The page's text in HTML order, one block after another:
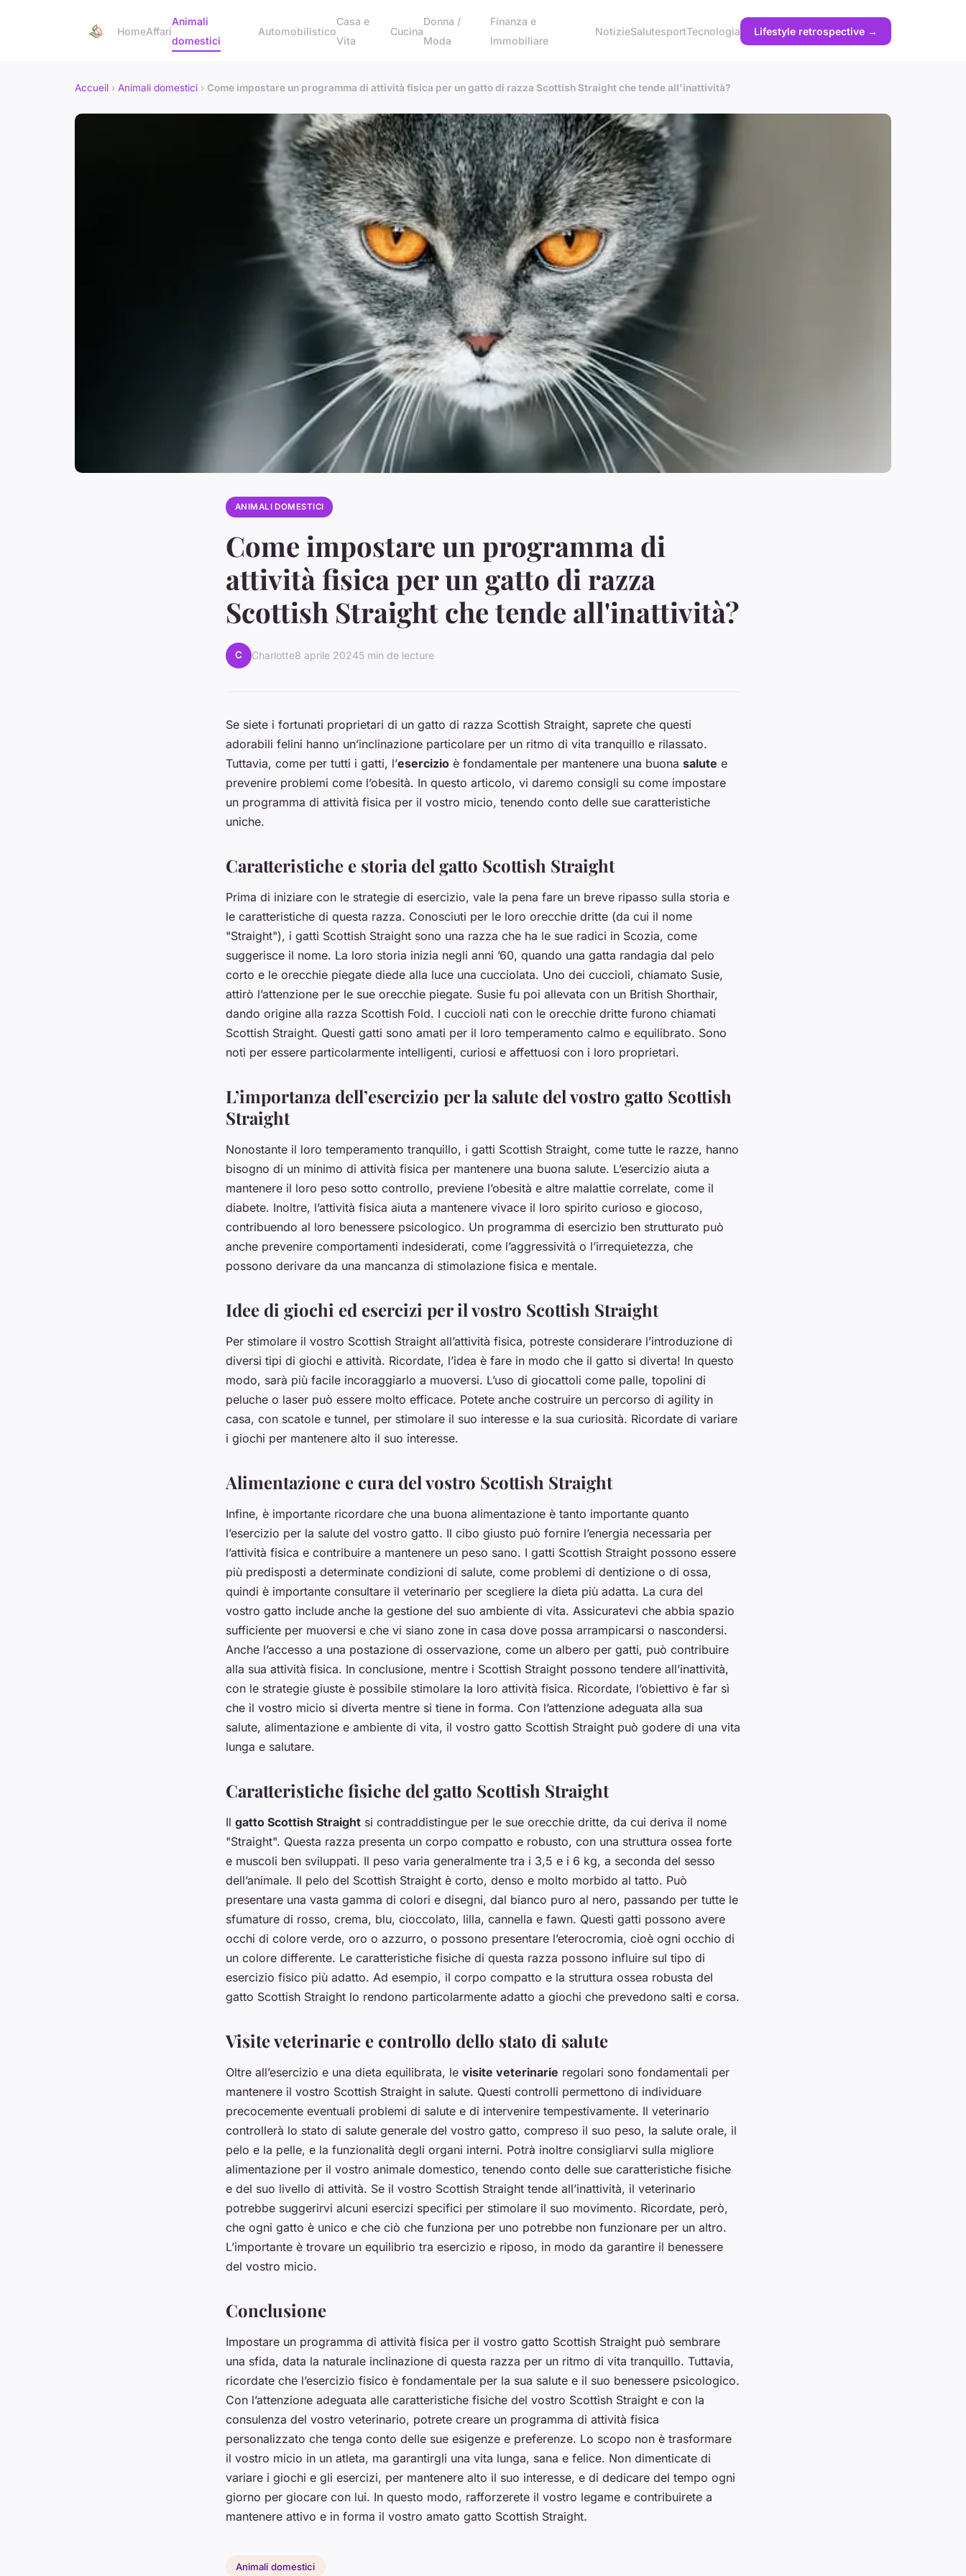
HomeAffari
Animali
domestici
Automobilistico
Casa e
Vita
Cucina
Donna /
Moda
Finanza e
Immobiliare
NotizieSalutesportTecnologia Lifestyle retrospective →
Accueil › Animali domestici › Come impostare un programma di attività fisica per un gatto di razza Scottish Straight che tende all'inattività?
ANIMALI DOMESTICI
Come impostare un programma di
attività fisica per un gatto di razza
Scottish Straight che tende all'inattività?
C Charlotte8 aprile 20245 min de lecture
Se siete i fortunati proprietari di un gatto di razza Scottish Straight, saprete che questi
adorabili felini hanno un’inclinazione particolare per un ritmo di vita tranquillo e rilassato.
Tuttavia, come per tutti i gatti, l’esercizio è fondamentale per mantenere una buona salute e
prevenire problemi come l’obesità. In questo articolo, vi daremo consigli su come impostare
un programma di attività fisica per il vostro micio, tenendo conto delle sue caratteristiche
uniche.
Caratteristiche e storia del gatto Scottish Straight
Prima di iniziare con le strategie di esercizio, vale la pena fare un breve ripasso sulla storia e
le caratteristiche di questa razza. Conosciuti per le loro orecchie dritte (da cui il nome
"Straight"), i gatti Scottish Straight sono una razza che ha le sue radici in Scozia, come
suggerisce il nome. La loro storia inizia negli anni ’60, quando una gatta randagia dal pelo
corto e le orecchie piegate diede alla luce una cucciolata. Uno dei cuccioli, chiamato Susie,
attirò l’attenzione per le sue orecchie piegate. Susie fu poi allevata con un British Shorthair,
dando origine alla razza Scottish Fold. I cuccioli nati con le orecchie dritte furono chiamati
Scottish Straight. Questi gatti sono amati per il loro temperamento calmo e equilibrato. Sono
noti per essere particolarmente intelligenti, curiosi e affettuosi con i loro proprietari.
L’importanza dell’esercizio per la salute del vostro gatto Scottish
Straight
Nonostante il loro temperamento tranquillo, i gatti Scottish Straight, come tutte le razze, hanno
bisogno di un minimo di attività fisica per mantenere una buona salute. L’esercizio aiuta a
mantenere il loro peso sotto controllo, previene l’obesità e altre malattie correlate, come il
diabete. Inoltre, l’attività fisica aiuta a mantenere vivace il loro spirito curioso e giocoso,
contribuendo al loro benessere psicologico. Un programma di esercizio ben strutturato può
anche prevenire comportamenti indesiderati, come l’aggressività o l’irrequietezza, che
possono derivare da una mancanza di stimolazione fisica e mentale.
Idee di giochi ed esercizi per il vostro Scottish Straight
Per stimolare il vostro Scottish Straight all’attività fisica, potreste considerare l’introduzione di
diversi tipi di giochi e attività. Ricordate, l’idea è fare in modo che il gatto si diverta! In questo
modo, sarà più facile incoraggiarlo a muoversi. L’uso di giocattoli come palle, topolini di
peluche o laser può essere molto efficace. Potete anche costruire un percorso di agility in
casa, con scatole e tunnel, per stimolare il suo interesse e la sua curiosità. Ricordate di variare
i giochi per mantenere alto il suo interesse.
Alimentazione e cura del vostro Scottish Straight
Infine, è importante ricordare che una buona alimentazione è tanto importante quanto
l’esercizio per la salute del vostro gatto. Il cibo giusto può fornire l’energia necessaria per
l’attività fisica e contribuire a mantenere un peso sano. I gatti Scottish Straight possono essere
più predisposti a determinate condizioni di salute, come problemi di dentizione o di ossa,
quindi è importante consultare il veterinario per scegliere la dieta più adatta. La cura del
vostro gatto include anche la gestione del suo ambiente di vita. Assicuratevi che abbia spazio
sufficiente per muoversi e che vi siano zone in casa dove possa arrampicarsi o nascondersi.
Anche l’accesso a una postazione di osservazione, come un albero per gatti, può contribuire
alla sua attività fisica. In conclusione, mentre i Scottish Straight possono tendere all’inattività,
con le strategie giuste è possibile stimolare la loro attività fisica. Ricordate, l’obiettivo è far sì
che il vostro micio si diverta mentre si tiene in forma. Con l’attenzione adeguata alla sua
salute, alimentazione e ambiente di vita, il vostro gatto Scottish Straight può godere di una vita
lunga e salutare.
Caratteristiche fisiche del gatto Scottish Straight
Il gatto Scottish Straight si contraddistingue per le sue orecchie dritte, da cui deriva il nome
"Straight". Questa razza presenta un corpo compatto e robusto, con una struttura ossea forte
e muscoli ben sviluppati. Il peso varia generalmente tra i 3,5 e i 6 kg, a seconda del sesso
dell’animale. Il pelo del Scottish Straight è corto, denso e molto morbido al tatto. Può
presentare una vasta gamma di colori e disegni, dal bianco puro al nero, passando per tutte le
sfumature di rosso, crema, blu, cioccolato, lilla, cannella e fawn. Questi gatti possono avere
occhi di colore verde, oro o azzurro, o possono presentare l’eterocromia, cioè ogni occhio di
un colore differente. Le caratteristiche fisiche di questa razza possono influire sul tipo di
esercizio fisico più adatto. Ad esempio, il corpo compatto e la struttura ossea robusta del
gatto Scottish Straight lo rendono particolarmente adatto a giochi che prevedono salti e corsa.
Visite veterinarie e controllo dello stato di salute
Oltre all’esercizio e una dieta equilibrata, le visite veterinarie regolari sono fondamentali per
mantenere il vostro Scottish Straight in salute. Questi controlli permettono di individuare
precocemente eventuali problemi di salute e di intervenire tempestivamente. Il veterinario
controllerà lo stato di salute generale del vostro gatto, compreso il suo peso, la salute orale, il
pelo e la pelle, e la funzionalità degli organi interni. Potrà inoltre consigliarvi sulla migliore
alimentazione per il vostro animale domestico, tenendo conto delle sue caratteristiche fisiche
e del suo livello di attività. Se il vostro Scottish Straight tende all’inattività, il veterinario
potrebbe suggerirvi alcuni esercizi specifici per stimolare il suo movimento. Ricordate, però,
che ogni gatto è unico e che ciò che funziona per uno potrebbe non funzionare per un altro.
L’importante è trovare un equilibrio tra esercizio e riposo, in modo da garantire il benessere
del vostro micio.
Conclusione
Impostare un programma di attività fisica per il vostro gatto Scottish Straight può sembrare
una sfida, data la naturale inclinazione di questa razza per un ritmo di vita tranquillo. Tuttavia,
ricordate che l’esercizio fisico è fondamentale per la sua salute e il suo benessere psicologico.
Con l’attenzione adeguata alle caratteristiche fisiche del vostro Scottish Straight e con la
consulenza del vostro veterinario, potrete creare un programma di attività fisica
personalizzato che tenga conto delle sue esigenze e preferenze. Lo scopo non è trasformare
il vostro micio in un atleta, ma garantirgli una vita lunga, sana e felice. Non dimenticate di
variare i giochi e gli esercizi, per mantenere alto il suo interesse, e di dedicare del tempo ogni
giorno per giocare con lui. In questo modo, rafforzerete il vostro legame e contribuirete a
mantenere attivo e in forma il vostro amato gatto Scottish Straight.
Animali domestici